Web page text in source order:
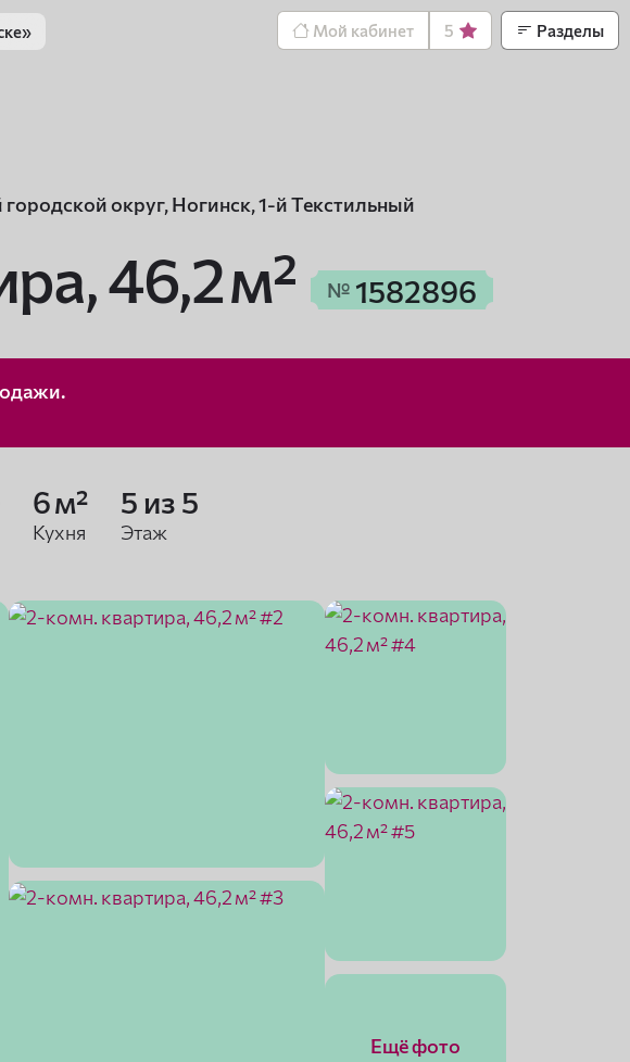
Мой кабинет 5 Разделы
округ, Ногинск, 1-й Текстильный
46,2 м² № 1582896
6 м²
Кухня
5 из 5
Этаж
Ещё фото